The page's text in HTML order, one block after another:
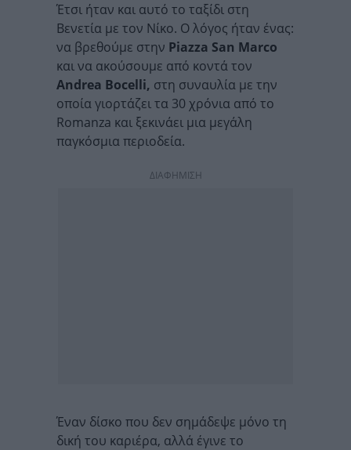
Έτσι ήταν και αυτό το ταξίδι στη
Βενετία με τον Νίκο. Ο λόγος ήταν ένας:
να βρεθούμε στην Piazza San Marco
και να ακούσουμε από κοντά τον
Andrea Bocelli, στη συναυλία με την
οποία γιορτάζει τα 30 χρόνια από το
Romanza και ξεκινάει μια μεγάλη
παγκόσμια περιοδεία.
ΔΙΑΦΗΜΙΣΗ
Έναν δίσκο που δεν σημάδεψε μόνο τη
δική του καριέρα, αλλά έγινε το